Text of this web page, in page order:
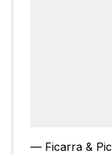
— Ficarra &